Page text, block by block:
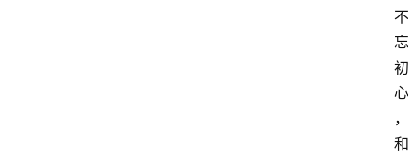
不
忘
初
心
，
和